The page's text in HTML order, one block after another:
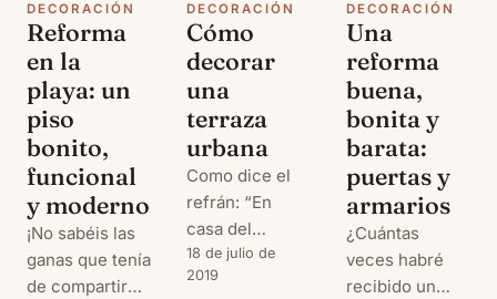
DECORACIÓN
Reforma
en la
playa: un
piso
bonito,
funcional
y moderno
¡No sabéis las
ganas que tenía
de compartir
DECORACIÓN
Cómo
decorar
una
terraza
urbana
Como dice el
refrán: “En
casa del
herrero,
cuchara de
18 de julio de
2019
DECORACIÓN
Una
reforma
buena,
bonita y
barata:
puertas y
armarios
¿Cuántas
veces habré
recibido un